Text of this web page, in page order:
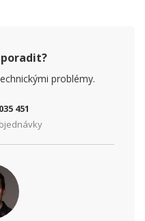
230
5
problémy.
451